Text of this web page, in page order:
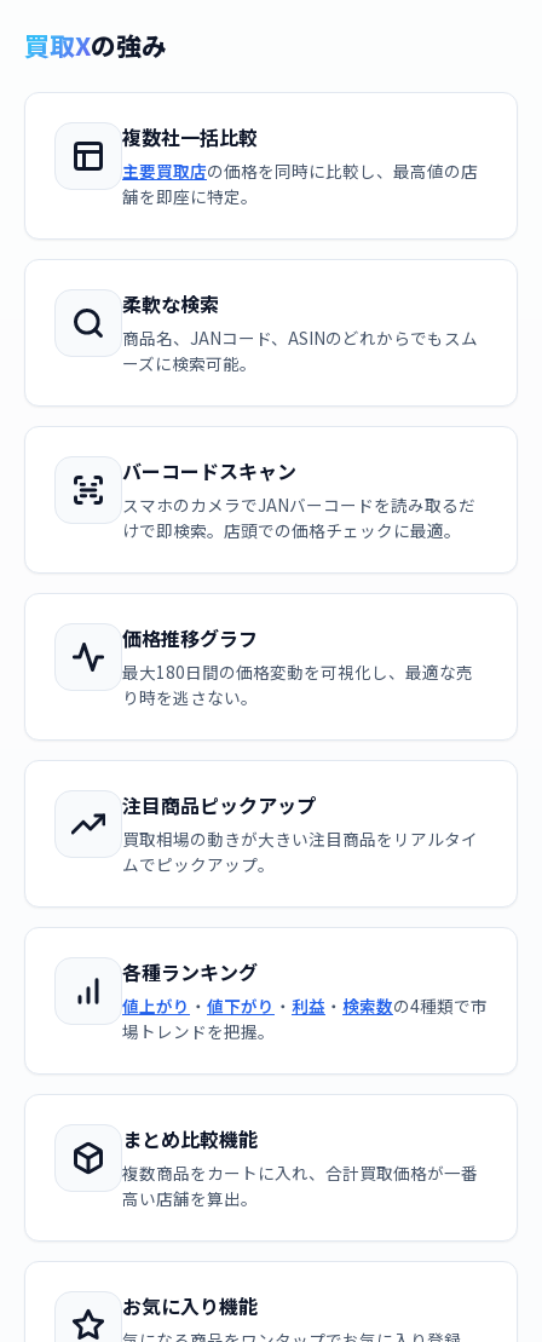
買取Xの強み
複数社一括比較
主要買取店の価格を同時に比較し、最高値の店
舗を即座に特定。
柔軟な検索
商品名、JANコード、ASINのどれからでもスム
ーズに検索可能。
バーコードスキャン
スマホのカメラでJANバーコードを読み取るだ
けで即検索。店頭での価格チェックに最適。
価格推移グラフ
最大180日間の価格変動を可視化し、最適な売
り時を逃さない。
注目商品ピックアップ
買取相場の動きが大きい注目商品をリアルタイ
ムでピックアップ。
各種ランキング
値上がり ・ 値下がり ・ 利益 ・ 検索数の4種類で市
場トレンドを把握。
まとめ比較機能
複数商品をカートに入れ、合計買取価格が一番
高い店舗を算出。
お気に入り機能